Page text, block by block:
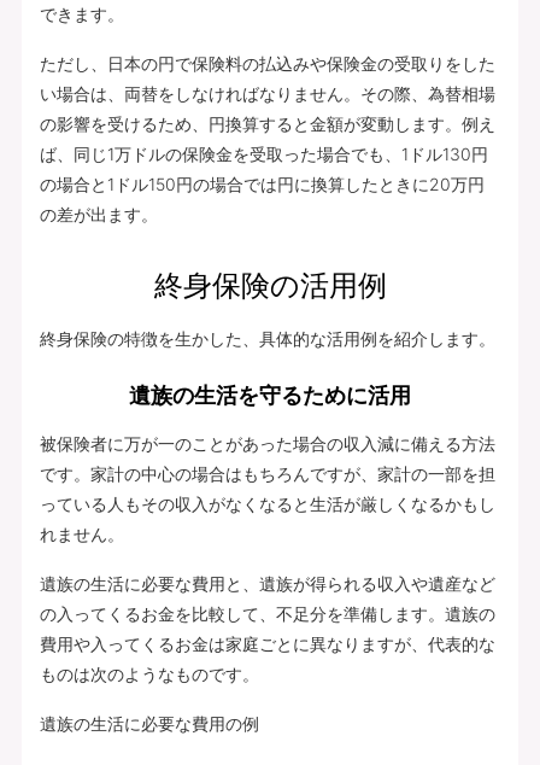
できます。
ただし、日本の円で保険料の払込みや保険金の受取りをした
い場合は、両替をしなければなりません。その際、為替相場
の影響を受けるため、円換算すると金額が変動します。例え
ば、同じ1万ドルの保険金を受取った場合でも、1ドル130円
の場合と1ドル150円の場合では円に換算したときに20万円
の差が出ます。
終身保険の活用例
終身保険の特徴を生かした、具体的な活用例を紹介します。
遺族の生活を守るために活用
被保険者に万が一のことがあった場合の収入減に備える方法
です。家計の中心の場合はもちろんですが、家計の一部を担
っている人もその収入がなくなると生活が厳しくなるかもし
れません。
遺族の生活に必要な費用と、遺族が得られる収入や遺産など
の入ってくるお金を比較して、不足分を準備します。遺族の
費用や入ってくるお金は家庭ごとに異なりますが、代表的な
ものは次のようなものです。
遺族の生活に必要な費用の例